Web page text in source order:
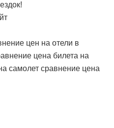
цен на отели в
цена билета на
самолет сравнение цена